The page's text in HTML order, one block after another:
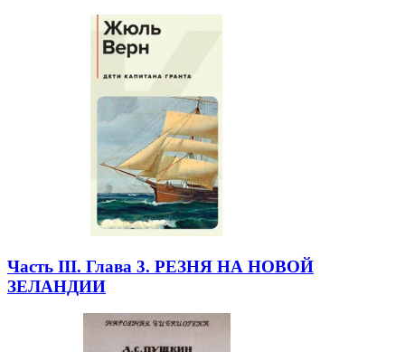
Часть III. Глава 3. РЕЗНЯ НА НОВОЙ
ЗЕЛАНДИИ